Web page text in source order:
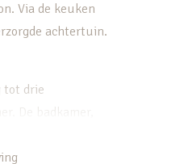
Via de keuken
achtertuin.
tot drie
De badkamer,
tweede toilet